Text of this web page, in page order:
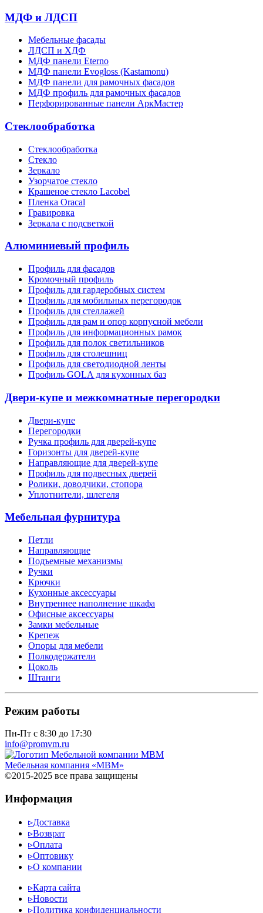
МДФ и ЛДСП
Мебельные фасады
ЛДСП и ХДФ
МДФ панели Eterno
МДФ панели Evogloss (Kastamonu)
МДФ панели для рамочных фасадов
МДФ профиль для рамочных фасадов
Перфорированные панели АркМастер
Стеклообработка
Стеклообработка
Стекло
Зеркало
Узорчатое стекло
Крашеное стекло Lacobel
Пленка Oracal
Гравировка
Зеркала с подсветкой
Алюминиевый профиль
Профиль для фасадов
Кромочный профиль
Профиль для гардеробных систем
Профиль для мобильных перегородок
Профиль для стеллажей
Профиль для рам и опор корпусной мебели
Профиль для информационных рамок
Профиль для полок светильников
Профиль для столешниц
Профиль для светодиодной ленты
Профиль GOLA для кухонных баз
Двери-купе и межкомнатные перегородки
Двери-купе
Перегородки
Ручка профиль для дверей-купе
Горизонты для дверей-купе
Направляющие для дверей-купе
Профиль для подвесных дверей
Ролики, доводчики, стопора
Уплотнители, шлегеля
Мебельная фурнитура
Петли
Направляющие
Подъемные механизмы
Ручки
Крючки
Кухонные аксессуары
Внутреннее наполнение шкафа
Офисные аксессуары
Замки мебельные
Крепеж
Опоры для мебели
Полкодержатели
Цоколь
Штанги
Режим работы
Пн-Пт с 8:30 до 17:30
info@promvm.ru
Мебельная компания «МВМ»
©2015-2025 все права защищены
Информация
▹Доставка
▹Возврат
▹Оплата
▹Оптовику
▹О компании
▹Карта сайта
▹Новости
▹Политика конфиденциальности